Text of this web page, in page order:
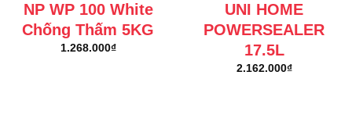
NP WP 100 White
Chống Thấm 5KG
1.268.000₫
UNI HOME
POWERSEALER
17.5L
2.162.000₫